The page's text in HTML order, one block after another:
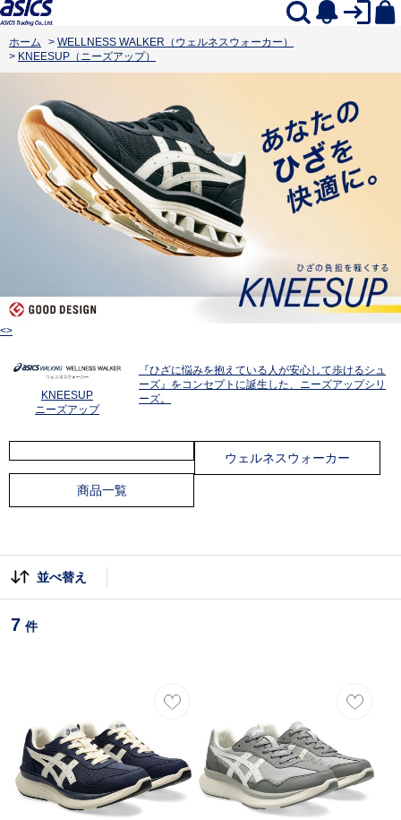
ホーム > WELLNESS WALKER（ウェルネスウォーカー）
> KNEESUP（ニーズアップ）
<>
KNEESUP
ニーズアップ
『ひざに悩みを抱えている人が安心して歩けるシュ
ーズ』をコンセプトに誕生した、ニーズアップシリ
ーズ。
商品一覧
ウェルネスウォーカー
並べ替え
7